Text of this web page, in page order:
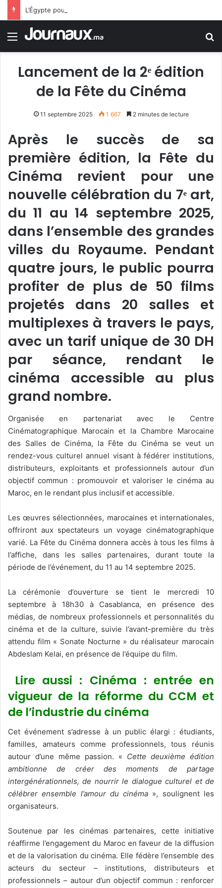
Menu
Lancement de la 2ᵉ édition
de la Fête du Cinéma
11 septembre 2025 1 667 2 minutes de lecture
Après le succès de sa
première édition, la Fête du
Cinéma revient pour une
nouvelle célébration du 7ᵉ art,
du 11 au 14 septembre 2025,
dans l’ensemble des grandes
villes du Royaume. Pendant
quatre jours, le public pourra
profiter de plus de 50 films
projetés dans 20 salles et
multiplexes à travers le pays,
avec un tarif unique de 30 DH
par séance, rendant le
cinéma accessible au plus
grand nombre.
Organisée en partenariat avec le Centre
Cinématographique Marocain et la Chambre Marocaine
des Salles de Cinéma, la Fête du Cinéma se veut un
rendez-vous culturel annuel visant à fédérer institutions,
distributeurs, exploitants et professionnels autour d’un
objectif commun : promouvoir et valoriser le cinéma au
Maroc, en le rendant plus inclusif et accessible.
Les œuvres sélectionnées, marocaines et internationales,
offriront aux spectateurs un voyage cinématographique
varié. La Fête du Cinéma donnera accès à tous les films à
l’affiche, dans les salles partenaires, durant toute la
période de l’événement, du 11 au 14 septembre 2025.
La cérémonie d’ouverture se tient le mercredi 10
septembre à 18h30 à Casablanca, en présence des
médias, de nombreux professionnels et personnalités du
cinéma et de la culture, suivie l’avant-première du très
attendu film « Sonate Nocturne » du réalisateur marocain
Abdeslam Kelai, en présence de l’équipe du film.
Lire aussi : Cinéma : entrée en
vigueur de la réforme du CCM et
de l’industrie du cinéma
Cet événement s’adresse à un public élargi : étudiants,
familles, amateurs comme professionnels, tous réunis
autour d’une même passion. « Cette deuxième édition
ambitionne de créer des moments de partage
intergénérationnels, de nourrir le dialogue culturel et de
célébrer ensemble l’amour du cinéma », soulignent les
organisateurs.
Soutenue par les cinémas partenaires, cette initiative
réaffirme l’engagement du Maroc en faveur de la diffusion
et de la valorisation du cinéma. Elle fédère l’ensemble des
acteurs du secteur – institutions, distributeurs et
professionnels – autour d’un objectif commun : renforcer